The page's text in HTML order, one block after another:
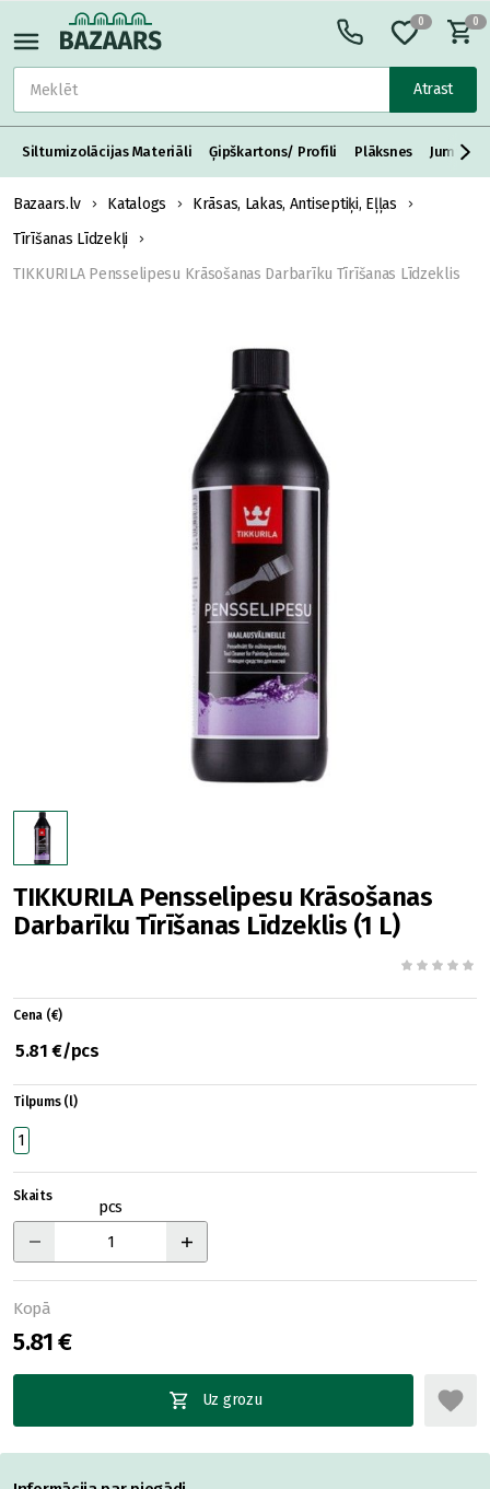
Atrast
0 0
Siltumizolācijas Materiāli Ģipškartons/ Profili Plāksnes Jumta
Bazaars.lv Katalogs
Krāsas, Lakas, Antiseptiķi, Eļļas
Tīrīšanas Līdzekļi
TIKKURILA Pensselipesu Krāsošanas Darbarīku Tīrīšanas Līdzeklis
TIKKURILA Pensselipesu Krāsošanas
Darbarīku Tīrīšanas Līdzeklis (1 L)
Cena (€)
5.81 €/pcs
Tilpums (l)
1
Skaits
pcs
Kopā
5.81 €
Uz grozu